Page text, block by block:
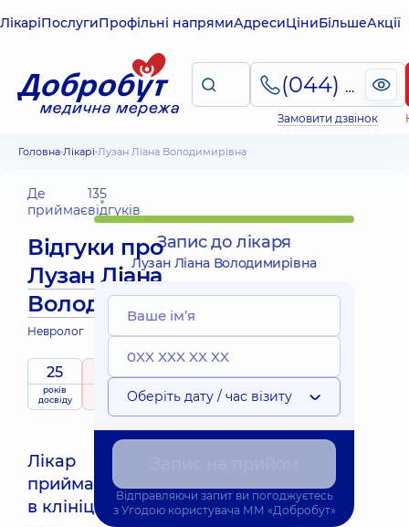
ЛікаріПослугиПрофільні напрямиАдресиЦіниБільшеАкції
(044) 495-2-888
Замовити дзвінок
Головна Лікарі Лузан Ліана Володимирівна
Де
приймає
135
відгуків
Відгуки про
Лузан Ліана
Володимирівна
Невролог
25
років
досвіду
5 / 5
рейтингна підставі
135 відгуків
Лікар
приймає
в клініці
Запис до лікаря
Лузан Ліана Володимирівна
Оберіть дату / час візиту
Відправляючи запит ви погоджуєтесь
з Угодою користувача ММ «Добробут»